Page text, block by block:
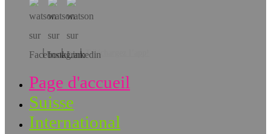
Téléchargez l’app!
Page d'accueil
Suisse
International